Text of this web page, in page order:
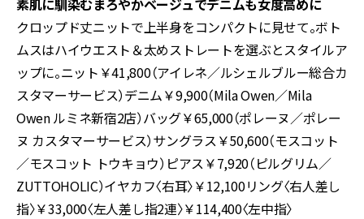
クロップド丈ニットで上半身をコンパクトに見せて。ボト
ムスはハイウエスト＆太めストレートを選ぶとスタイルア
ップに。ニット￥41,800（アイレネ／ルシェルブルー総合カ
スタマーサービス）デニム￥9,900（Mila Owen／Mila
Owen ルミネ新宿2店）バッグ￥65,000（ポレーヌ／ポレー
ヌ カスタマーサービス）サングラス￥50,600（モスコット
／モスコット トウキョウ）ピアス￥7,920（ピルグリム／
ZUTTOHOLIC）イヤカフ〈右耳〉￥12,100リング〈右人差し
指〉￥33,000〈左人差し指2連〉￥114,400〈左中指〉